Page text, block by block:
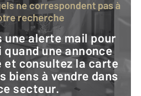
recherche
une annonce
et consultez la carte
biens à vendre dans
secteur.